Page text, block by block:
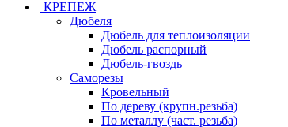
КРЕПЕЖ
Дюбеля
Дюбель для теплоизоляции
Дюбель распорный
Дюбель-гвоздь
Саморезы
Кровельный
По дереву (крупн.резьба)
По металлу (част. резьба)